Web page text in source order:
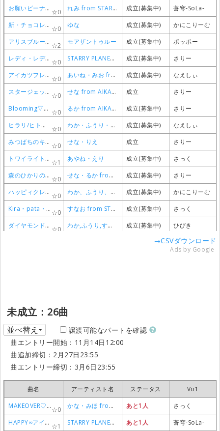
お願いビーナス
0 れみ from STAR☆ANIS · もな from AIKATSU☆STARS! 成立(募集中)
蒼穹-SoLa-
新・チョコレート事件
0 ゆな 成立(募集中)
かにこりーむ
アリスブルーのキス
2 モアザントゥルー 成立(募集中)
ポッポー
レディ・レディ・レディ
0 STARRY PLANET☆ 成立(募集中)
さりー
アイカツフレンズ！
0 あいね・みお from BEST FRIENDS！ 成立(募集中)
なえしぃ
スタージェット! ～ゆめ ver.～
0 せな from AIKATSU☆STARS! 成立
さりー
Blooming▽Blooming
0 るか from AIKATSU☆STARS! 成立(募集中)
さりー
ヒラリ/ヒトリ/キラリ
0 わか・ふうり・すなお・れみ・もえ・えり・ゆな・りすこ from STAR☆ANIS 成立(募集中)
なえしぃ
みつばちのキス
0 せな・りえ 成立
さりー
トワイライトエトランゼ
1 あやね・えり 成立(募集中)
さっく
森のひかりのピルエット
0 せな・るか from AIKATSU☆STARS! 成立(募集中)
さりー
ハッピィクレッシェンド
0 わか、ふうり、すなお、れみ、ゆな、えり 成立(募集中)
かにこりーむ
Kira・pata・shining
0 すなお from STAR☆ANIS 成立(募集中)
さっく
ダイヤモンドハッピー
0 わか,ふうり,すなお from STAR☆ANIS 成立(募集中) ひびき
お願いビーナス
0 れみ from STAR☆ANIS · もな from AIKATSU☆STARS! 成立(募集中)
蒼穹-SoLa-
新・チョコレート事件
0 ゆな 成立(募集中)
かにこりーむ
アリスブルーのキス
2 モアザントゥルー 成立(募集中)
ポッポー
レディ・レディ・レディ
0 STARRY PLANET☆ 成立(募集中)
さりー
アイカツフレンズ！
0 あいね・みお from BEST FRIENDS！ 成立(募集中)
なえしぃ
スタージェット! ～ゆめ ver.～
0 せな from AIKATSU☆STARS! 成立
さりー
Blooming▽Blooming
0 るか from AIKATSU☆STARS! 成立(募集中)
さりー
ヒラリ/ヒトリ/キラリ
0 わか・ふうり・すなお・れみ・もえ・えり・ゆな・りすこ from STAR☆ANIS 成立(募集中)
なえしぃ
みつばちのキス
0 せな・りえ 成立
さりー
トワイライトエトランゼ
1 あやね・えり 成立(募集中)
さっく
森のひかりのピルエット
0 せな・るか from AIKATSU☆STARS! 成立(募集中)
さりー
ハッピィクレッシェンド
0 わか、ふうり、すなお、れみ、ゆな、えり 成立(募集中)
かにこりーむ
Kira・pata・shining
0 すなお from STAR☆ANIS 成立(募集中)
さっく
ダイヤモンドハッピー
0 わか,ふうり,すなお from STAR☆ANIS 成立(募集中) ひびき
お願いビーナス
0 れみ from STAR☆ANIS · もな from AIKATSU☆STARS! 成立(募集中)
蒼穹-SoLa-
新・チョコレート事件
0 ゆな 成立(募集中)
かにこりーむ
アリスブルーのキス
2 モアザントゥルー 成立(募集中)
ポッポー
レディ・レディ・レディ
0 STARRY PLANET☆ 成立(募集中)
さりー
アイカツフレンズ！
0 あいね・みお from BEST FRIENDS！ 成立(募集中)
なえしぃ
スタージェット! ～ゆめ ver.～
0 せな from AIKATSU☆STARS! 成立
さりー
Blooming▽Blooming
0 るか from AIKATSU☆STARS! 成立(募集中)
さりー
ヒラリ/ヒトリ/キラリ
0 わか・ふうり・すなお・れみ・もえ・えり・ゆな・りすこ from STAR☆ANIS 成立(募集中)
なえしぃ
みつばちのキス
0 せな・りえ 成立
さりー
トワイライトエトランゼ
1 あやね・えり 成立(募集中)
さっく
森のひかりのピルエット
0 せな・るか from AIKATSU☆STARS! 成立(募集中)
さりー
ハッピィクレッシェンド
0 わか、ふうり、すなお、れみ、ゆな、えり 成立(募集中)
かにこりーむ
Kira・pata・shining
0 すなお from STAR☆ANIS 成立(募集中)
さっく
ダイヤモンドハッピー
0 わか,ふうり,すなお from STAR☆ANIS 成立(募集中) ひびき
お願いビーナス
0 れみ from STAR☆ANIS · もな from AIKATSU☆STARS! 成立(募集中)
蒼穹-SoLa-
新・チョコレート事件
0 ゆな 成立(募集中)
かにこりーむ
アリスブルーのキス
2 モアザントゥルー 成立(募集中)
ポッポー
レディ・レディ・レディ
0 STARRY PLANET☆ 成立(募集中)
さりー
アイカツフレンズ！
0 あいね・みお from BEST FRIENDS！ 成立(募集中)
なえしぃ
スタージェット! ～ゆめ ver.～
0 せな from AIKATSU☆STARS! 成立
さりー
Blooming▽Blooming
0 るか from AIKATSU☆STARS! 成立(募集中)
さりー
ヒラリ/ヒトリ/キラリ
0 わか・ふうり・すなお・れみ・もえ・えり・ゆな・りすこ from STAR☆ANIS 成立(募集中)
なえしぃ
みつばちのキス
0 せな・りえ 成立
さりー
トワイライトエトランゼ
1 あやね・えり 成立(募集中)
さっく
森のひかりのピルエット
0 せな・るか from AIKATSU☆STARS! 成立(募集中)
さりー
ハッピィクレッシェンド
0 わか、ふうり、すなお、れみ、ゆな、えり 成立(募集中)
かにこりーむ
Kira・pata・shining
0 すなお from STAR☆ANIS 成立(募集中)
さっく
ダイヤモンドハッピー
0 わか,ふうり,すなお from STAR☆ANIS 成立(募集中) ひびき
→CSVダウンロード
Ads by Google
未成立：26曲
並べ替え
譲渡可能なパートを確認
曲エントリー開始：11月14日12:00
曲追加締切：2月27日23:55
曲エントリー締切：3月6日23:55
曲名 アーティスト名 ステータス
Vo1
MAKEOVER♡MAKEUP
0 かな・みほ from AIKATSU☆STARS！ あと1人
さっく
HAPPY∞アイカツ！
1 STARRY PLANET☆ あと1人
蒼穹-SoLa-
曲名 アーティスト名 ステータス
Vo1
MAKEOVER♡MAKEUP
0 かな・みほ from AIKATSU☆STARS！ あと1人
さっく
HAPPY∞アイカツ！
1 STARRY PLANET☆ あと1人
蒼穹-SoLa-
曲名 アーティスト名 ステータス
Vo1
MAKEOVER♡MAKEUP
0 かな・みほ from AIKATSU☆STARS！ あと1人
さっく
HAPPY∞アイカツ！
1 STARRY PLANET☆ あと1人
蒼穹-SoLa-
曲名 アーティスト名 ステータス
Vo1
MAKEOVER♡MAKEUP
0 かな・みほ from AIKATSU☆STARS！ あと1人
さっく
HAPPY∞アイカツ！
1 STARRY PLANET☆ あと1人
蒼穹-SoLa-